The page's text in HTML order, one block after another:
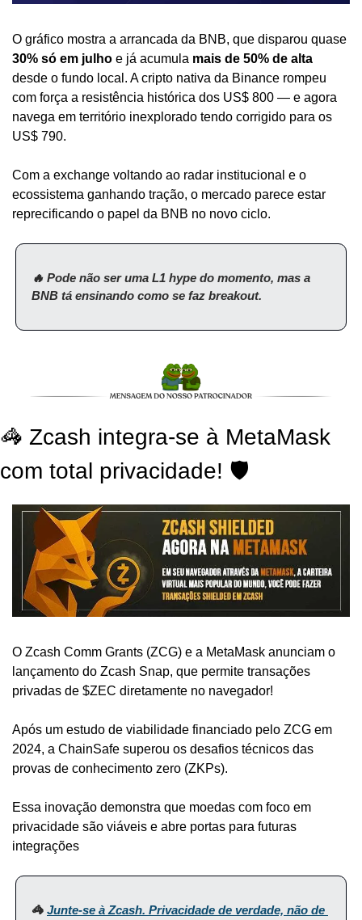
30% só em julho e já acumula mais de 50% de alta
desde o fundo local. A cripto nativa da Binance rompeu
com força a resistência histórica dos US$ 800 — e agora
navega em território inexplorado tendo corrigido para os
US$ 790.
Com a exchange voltando ao radar institucional e o
ecossistema ganhando tração, o mercado parece estar
reprecificando o papel da BNB no novo ciclo.
🔥 Pode não ser uma L1 hype do momento, mas a
BNB tá ensinando como se faz breakout.
🦓 Zcash integra-se à MetaMask
com total privacidade! 🛡️
O Zcash Comm Grants (ZCG) e a MetaMask anunciam o
lançamento do Zcash Snap, que permite transações
privadas de $ZEC diretamente no navegador!
Após um estudo de viabilidade financiado pelo ZCG em
2024, a ChainSafe superou os desafios técnicos das
provas de conhecimento zero (ZKPs).
Essa inovação demonstra que moedas com foco em
privacidade são viáveis e abre portas para futuras
integrações
🦓 Junte-se à Zcash. Privacidade de verdade, não de